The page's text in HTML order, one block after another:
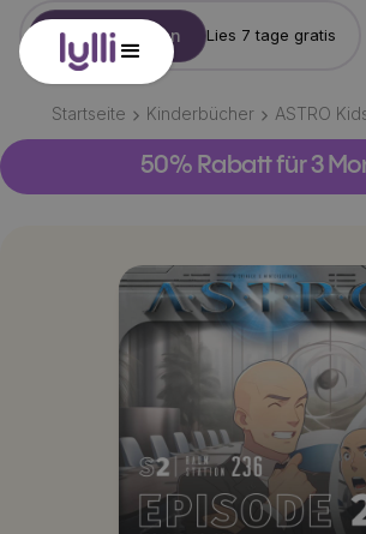
Konto erstellen Lies 7 tage gratis
Startseite Kinderbücher ASTRO
50% Rabatt für 3